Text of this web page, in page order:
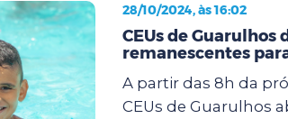
28/10/2024, às 16:02
CEUs de Guarulhos
remanescentes
A partir das 8h da
CEUs de Guarulhos